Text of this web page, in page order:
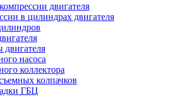
двигателя
в цилиндрах двигателя
насоса
коллектора
колпачков
ГБЦ